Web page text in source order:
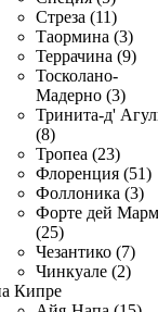
Стреза (11)
Таормина (3)
Террачина (9)
Тосколано-
Мадерно (3)
Тринита-д'
(8)
Тропеа (23)
Флоренция (51)
Фоллоника (3)
Форте дей
(25)
Чезантико (7)
Чинкуале (2)
Кипре